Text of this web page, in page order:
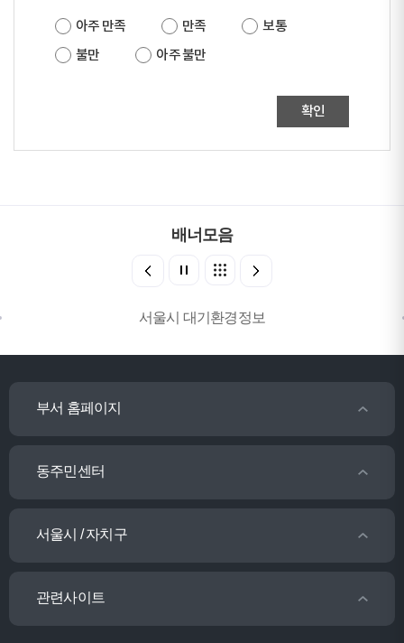
아주 만족 만족
보통
불만
아주 불만
확인
배너모음
서울시 대기환경정보
부서 홈페이지
동주민센터
서울시 / 자치구
관련사이트